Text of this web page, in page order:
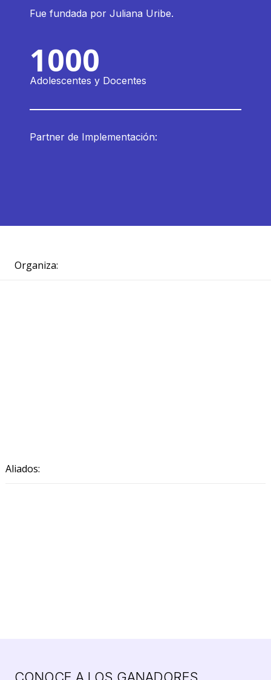
Fue fundada por Juliana Uribe.
1000
Adolescentes y Docentes
Partner de Implementación:
Organiza:
Aliados: